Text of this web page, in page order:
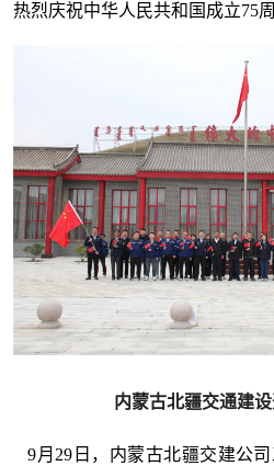
热烈庆祝中华人民共和国成立75
内蒙古北疆交通建
9月29日，内蒙古北疆交建公